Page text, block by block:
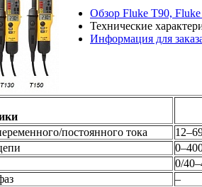
Обзор Fluke T90,
Технические
Информация для
постоянного тока
0/
–